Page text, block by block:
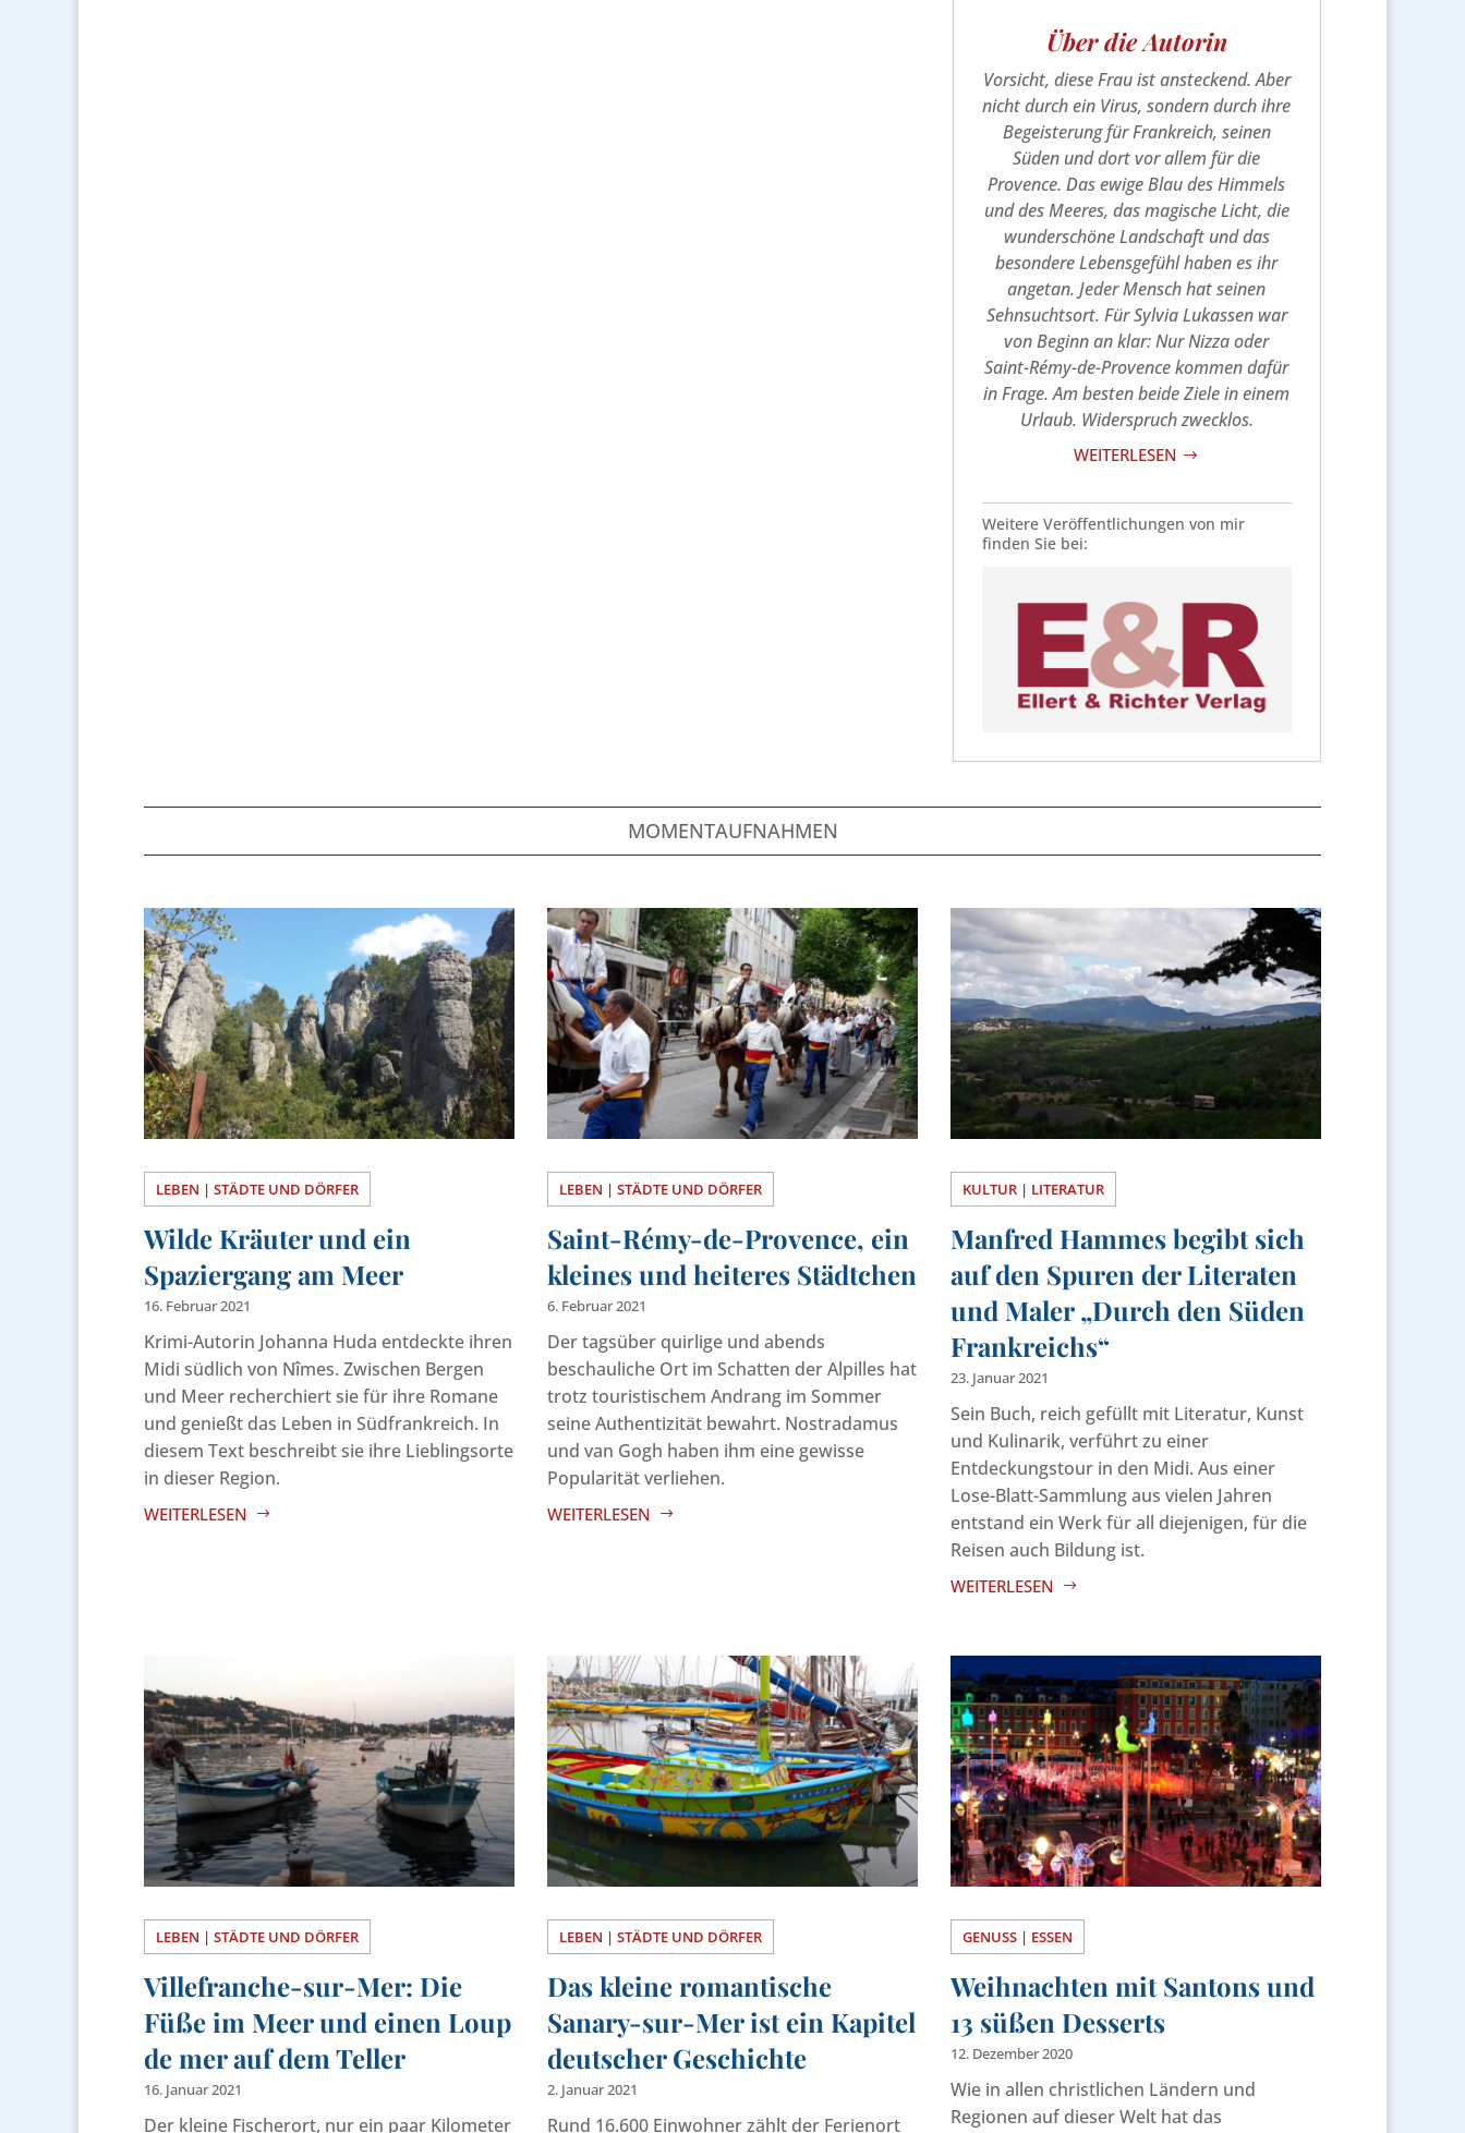
Über die Autorin
Vorsicht, diese Frau ist ansteckend. Aber
nicht durch ein Virus, sondern durch ihre
Begeisterung für Frankreich, seinen
Süden und dort vor allem für die
Provence. Das ewige Blau des Himmels
und des Meeres, das magische Licht, die
wunderschöne Landschaft und das
besondere Lebensgefühl haben es ihr
angetan. Jeder Mensch hat seinen
Sehnsuchtsort. Für Sylvia Lukassen war
von Beginn an klar: Nur Nizza oder
Saint-Rémy-de-Provence kommen dafür
in Frage. Am besten beide Ziele in einem
Urlaub. Widerspruch zwecklos.
WEITERLESEN $
Weitere Veröffentlichungen von mir
finden Sie bei:
MOMENTAUFNAHMEN
LEBEN | STÄDTE UND DÖRFER
Wilde Kräuter und ein
Spaziergang am Meer
16. Februar 2021
Krimi-Autorin Johanna Huda entdeckte ihren
Midi südlich von Nîmes. Zwischen Bergen
und Meer recherchiert sie für ihre Romane
und genießt das Leben in Südfrankreich. In
diesem Text beschreibt sie ihre Lieblingsorte
in dieser Region.
WEITERLESEN
LEBEN | STÄDTE UND DÖRFER
Saint-Rémy-de-Provence, ein
kleines und heiteres Städtchen
6. Februar 2021
Der tagsüber quirlige und abends
beschauliche Ort im Schatten der Alpilles hat
trotz touristischem Andrang im Sommer
seine Authentizität bewahrt. Nostradamus
und van Gogh haben ihm eine gewisse
Popularität verliehen.
WEITERLESEN
KULTUR | LITERATUR
Manfred Hammes begibt sich
auf den Spuren der Literaten
und Maler „Durch den Süden
Frankreichs“
23. Januar 2021
Sein Buch, reich gefüllt mit Literatur, Kunst
und Kulinarik, verführt zu einer
Entdeckungstour in den Midi. Aus einer
Lose-Blatt-Sammlung aus vielen Jahren
entstand ein Werk für all diejenigen, für die
Reisen auch Bildung ist.
WEITERLESEN
LEBEN | STÄDTE UND DÖRFER
Villefranche-sur-Mer: Die
Füße im Meer und einen Loup
de mer auf dem Teller
16. Januar 2021
Der kleine Fischerort, nur ein paar Kilometer
LEBEN | STÄDTE UND DÖRFER
Das kleine romantische
Sanary-sur-Mer ist ein Kapitel
deutscher Geschichte
2. Januar 2021
Rund 16.600 Einwohner zählt der Ferienort
GENUSS | ESSEN
Weihnachten mit Santons und
13 süßen Desserts
12. Dezember 2020
Wie in allen christlichen Ländern und
Regionen auf dieser Welt hat das